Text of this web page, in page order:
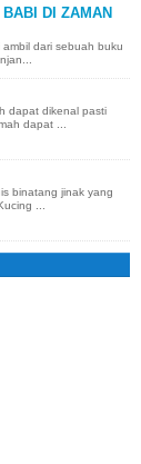
DI ZAMAN
dari sebuah buku
dapat dikenal pasti
dapat ...
binatang jinak yang
...